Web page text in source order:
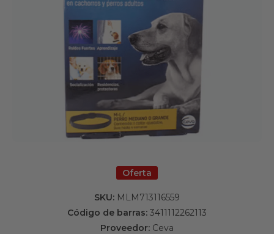
Oferta
SKU: MLM713116559
Código de barras: 3411112262113
Proveedor: Ceva